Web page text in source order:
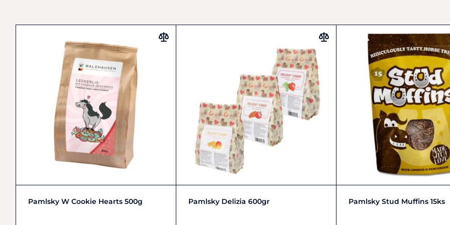
Zobrazit detail
Pamlsky W Cookie Hearts 500g Zobrazit detail
Pamlsky Delizia 600gr Do košíku
Pamlsky Stud Muffins 15ks